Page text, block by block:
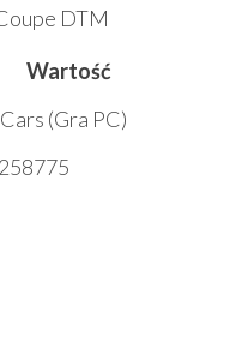
DTM
Wartość
(Gra PC)